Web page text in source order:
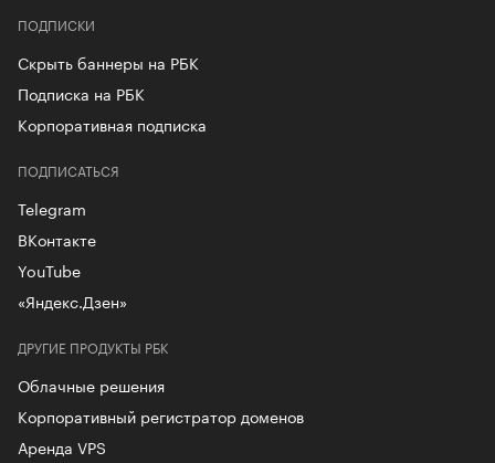
ПОДПИСКИ
Скрыть баннеры на РБК
Подписка на РБК
Корпоративная подписка
ДРУГИЕ ПРОДУКТЫ РБК
Облачные решения
Корпоративный регистратор доменов
Аренда VPS
ПОДПИСАТЬСЯ
Telegram
ВКонтакте
YouTube
«Яндекс.Дзен»